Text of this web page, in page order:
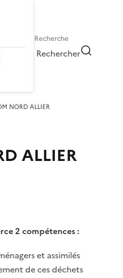
Rechercher
NORD ALLIER
ALLIER
2 compétences :
et assimilés
de ces déchets